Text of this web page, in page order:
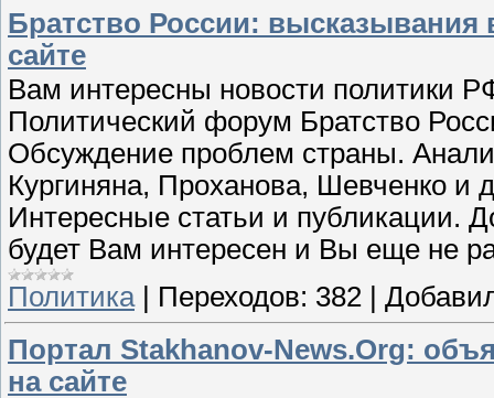
Братство России:
сайте
Вам интересны новости политики
Политический форум Братство
Обсуждение проблем страны.
Кургиняна, Проханова, Шевченко и
Интересные статьи и публикации.
будет Вам интересен и Вы еще не
Политика| Переходов: 382
Портал Stakhanov-News.Org:
на сайте